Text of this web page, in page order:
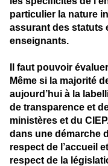
particulier la nature
assurant des statuts
enseignants.
Il faut pouvoir
Même si la majorité
aujourd’hui à la
de transparence et
ministères et du
dans une démarche
respect de l’accueil
respect de la